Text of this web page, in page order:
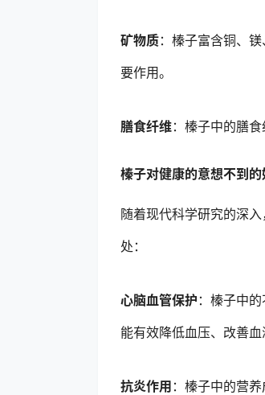
矿物质：榛子富含铜、
要作用。
膳食纤维：榛子中的膳
榛子对健康的意想不到的
随着现代科学研究的深
处：
心脑血管保护 ：榛子中
能有效降低血压、改善血
抗炎作用 ：榛子中的营